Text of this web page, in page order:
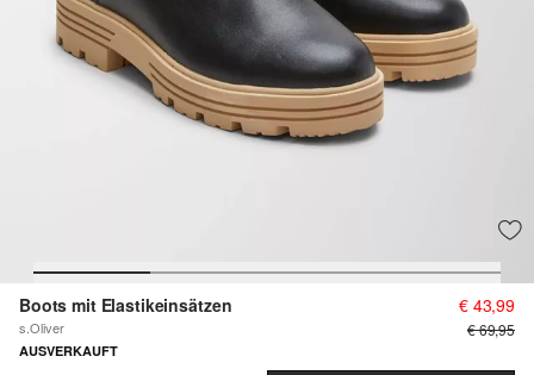
Boots mit Elastikeinsätzen
s.Oliver
€ 43,99
€ 69,95
AUSVERKAUFT